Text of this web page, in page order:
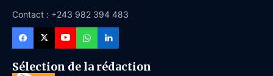
Contact : +243 982 394 483
Sélection de la rédaction